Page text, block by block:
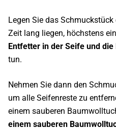
Legen Sie das
Zeit lang liegen, höchstens
Entfetter in der Seife und die
tun.
Nehmen Sie dann den
um alle Seifenreste zu
einem sauberen
einem sauberen